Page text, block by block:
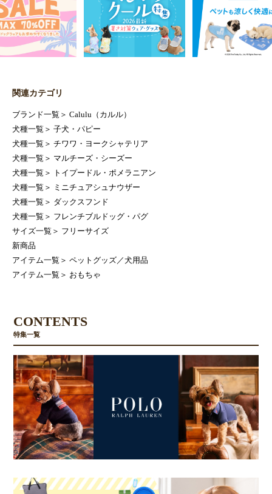
関連カテゴリ
ブランド一覧 ＞ Calulu（カルル）
犬種一覧 ＞ 子犬・パピー
犬種一覧 ＞ チワワ・ヨークシャテリア
犬種一覧 ＞ マルチーズ・シーズー
犬種一覧 ＞
トイプードル・ポメラニアン
犬種一覧 ＞
ミニチュアシュナウザー
犬種一覧 ＞ ダックスフンド
犬種一覧 ＞ フレンチブルドッグ・パグ
サイズ一覧 ＞ フリーサイズ
新商品
アイテム一覧 ＞ ペットグッズ／犬用品
アイテム一覧 ＞ おもちゃ
CONTENTS
特集一覧